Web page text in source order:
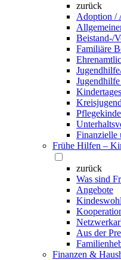
zurück
Adoption /
Beistand-/
Familiäre
Finanzielle
Frühe Hilfen –
zurück
Was sind
Angebote
Aus der
Finanzen &